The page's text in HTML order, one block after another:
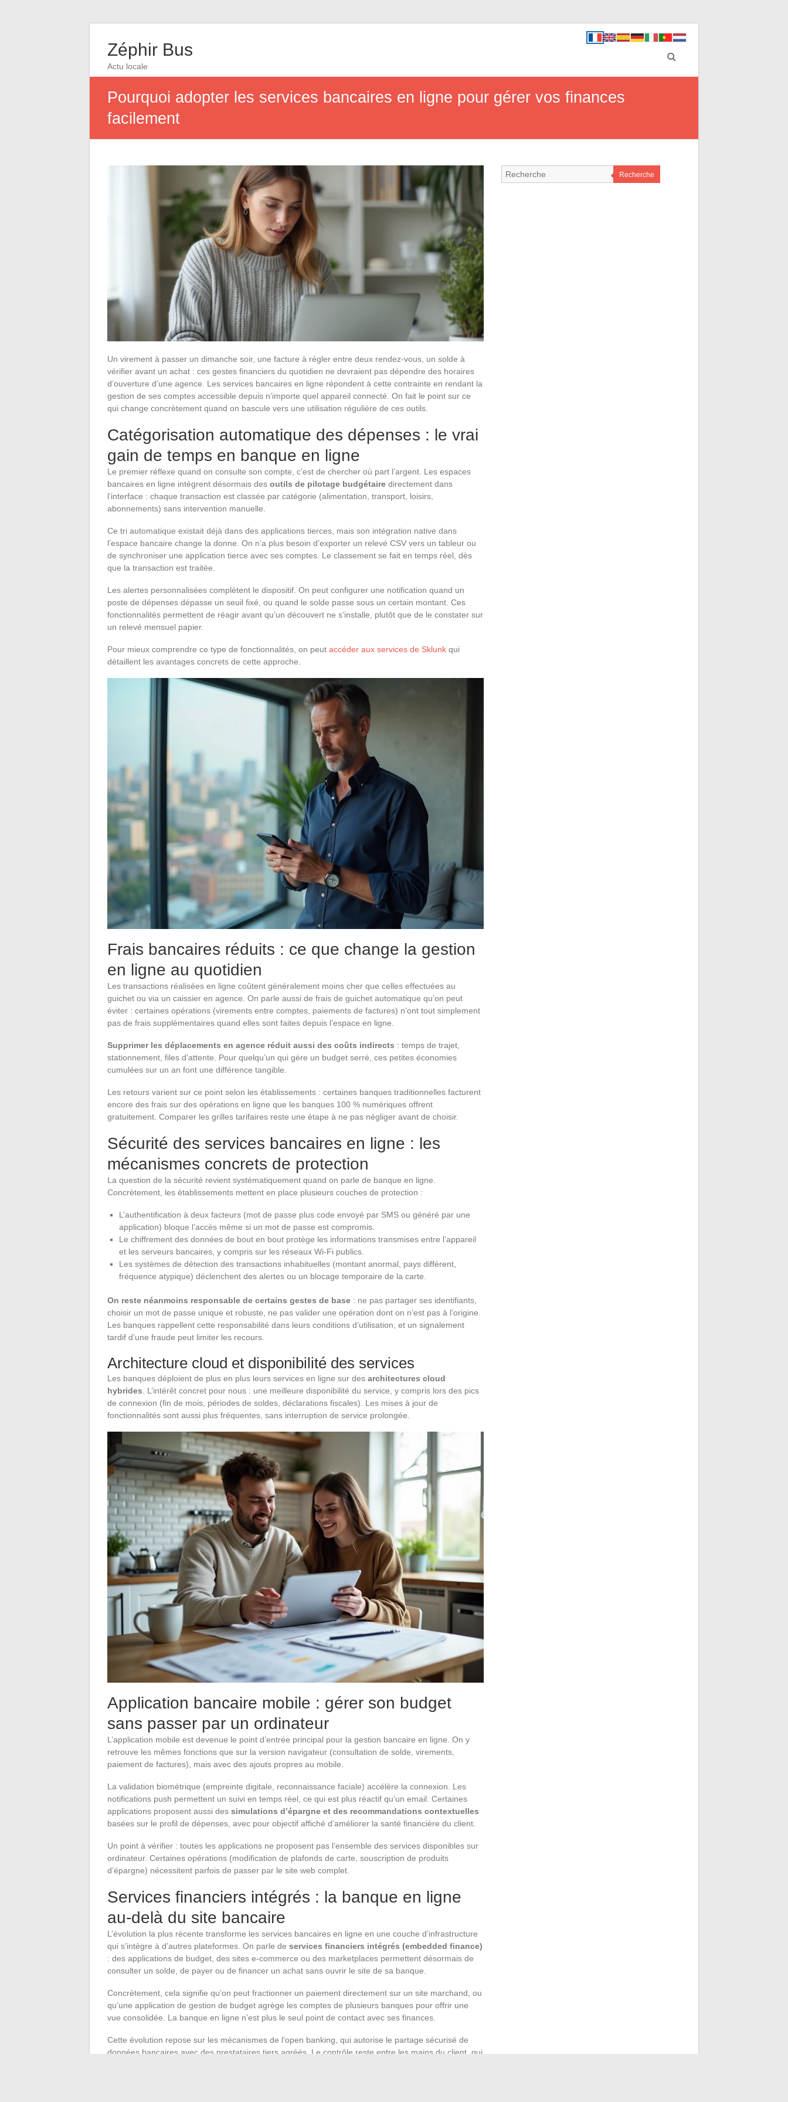
Zéphir Bus
Actu locale
Pourquoi adopter les services bancaires en ligne pour gérer vos finances
facilement
Un virement à passer un dimanche soir, une facture à régler entre deux rendez-vous, un solde à
vérifier avant un achat : ces gestes financiers du quotidien ne devraient pas dépendre des horaires
d’ouverture d’une agence. Les services bancaires en ligne répondent à cette contrainte en rendant la
gestion de ses comptes accessible depuis n’importe quel appareil connecté. On fait le point sur ce
qui change concrètement quand on bascule vers une utilisation régulière de ces outils.
Catégorisation automatique des dépenses : le vrai
gain de temps en banque en ligne
Le premier réflexe quand on consulte son compte, c’est de chercher où part l’argent. Les espaces
bancaires en ligne intègrent désormais des outils de pilotage budgétaire directement dans
l’interface : chaque transaction est classée par catégorie (alimentation, transport, loisirs,
abonnements) sans intervention manuelle.
Ce tri automatique existait déjà dans des applications tierces, mais son intégration native dans
l’espace bancaire change la donne. On n’a plus besoin d’exporter un relevé CSV vers un tableur ou
de synchroniser une application tierce avec ses comptes. Le classement se fait en temps réel, dès
que la transaction est traitée.
Les alertes personnalisées complètent le dispositif. On peut configurer une notification quand un
poste de dépenses dépasse un seuil fixé, ou quand le solde passe sous un certain montant. Ces
fonctionnalités permettent de réagir avant qu’un découvert ne s’installe, plutôt que de le constater sur
un relevé mensuel papier.
Pour mieux comprendre ce type de fonctionnalités, on peut accéder aux services de Sklunk qui
détaillent les avantages concrets de cette approche.
Frais bancaires réduits : ce que change la gestion
en ligne au quotidien
Les transactions réalisées en ligne coûtent généralement moins cher que celles effectuées au
guichet ou via un caissier en agence. On parle aussi de frais de guichet automatique qu’on peut
éviter : certaines opérations (virements entre comptes, paiements de factures) n’ont tout simplement
pas de frais supplémentaires quand elles sont faites depuis l’espace en ligne.
Supprimer les déplacements en agence réduit aussi des coûts indirects : temps de trajet,
stationnement, files d’attente. Pour quelqu’un qui gère un budget serré, ces petites économies
cumulées sur un an font une différence tangible.
Les retours varient sur ce point selon les établissements : certaines banques traditionnelles facturent
encore des frais sur des opérations en ligne que les banques 100 % numériques offrent
gratuitement. Comparer les grilles tarifaires reste une étape à ne pas négliger avant de choisir.
Sécurité des services bancaires en ligne : les
mécanismes concrets de protection
La question de la sécurité revient systématiquement quand on parle de banque en ligne.
Concrètement, les établissements mettent en place plusieurs couches de protection :
L’authentification à deux facteurs (mot de passe plus code envoyé par SMS ou généré par une
application) bloque l’accès même si un mot de passe est compromis.
Le chiffrement des données de bout en bout protège les informations transmises entre l’appareil
et les serveurs bancaires, y compris sur les réseaux Wi-Fi publics.
Les systèmes de détection des transactions inhabituelles (montant anormal, pays différent,
fréquence atypique) déclenchent des alertes ou un blocage temporaire de la carte.
On reste néanmoins responsable de certains gestes de base : ne pas partager ses identifiants,
choisir un mot de passe unique et robuste, ne pas valider une opération dont on n’est pas à l’origine.
Les banques rappellent cette responsabilité dans leurs conditions d’utilisation, et un signalement
tardif d’une fraude peut limiter les recours.
Architecture cloud et disponibilité des services
Les banques déploient de plus en plus leurs services en ligne sur des architectures cloud
hybrides . L’intérêt concret pour nous : une meilleure disponibilité du service, y compris lors des pics
de connexion (fin de mois, périodes de soldes, déclarations fiscales). Les mises à jour de
fonctionnalités sont aussi plus fréquentes, sans interruption de service prolongée.
Application bancaire mobile : gérer son budget
sans passer par un ordinateur
L’application mobile est devenue le point d’entrée principal pour la gestion bancaire en ligne. On y
retrouve les mêmes fonctions que sur la version navigateur (consultation de solde, virements,
paiement de factures), mais avec des ajouts propres au mobile.
La validation biométrique (empreinte digitale, reconnaissance faciale) accélère la connexion. Les
notifications push permettent un suivi en temps réel, ce qui est plus réactif qu’un email. Certaines
applications proposent aussi des simulations d’épargne et des recommandations contextuelles
basées sur le profil de dépenses, avec pour objectif affiché d’améliorer la santé financière du client.
Un point à vérifier : toutes les applications ne proposent pas l’ensemble des services disponibles sur
ordinateur. Certaines opérations (modification de plafonds de carte, souscription de produits
d’épargne) nécessitent parfois de passer par le site web complet.
Services financiers intégrés : la banque en ligne
au-delà du site bancaire
L’évolution la plus récente transforme les services bancaires en ligne en une couche d’infrastructure
qui s’intègre à d’autres plateformes. On parle de services financiers intégrés (embedded finance)
: des applications de budget, des sites e-commerce ou des marketplaces permettent désormais de
consulter un solde, de payer ou de financer un achat sans ouvrir le site de sa banque.
Concrètement, cela signifie qu’on peut fractionner un paiement directement sur un site marchand, ou
qu’une application de gestion de budget agrège les comptes de plusieurs banques pour offrir une
vue consolidée. La banque en ligne n’est plus le seul point de contact avec ses finances.
Cette évolution repose sur les mécanismes de l’open banking, qui autorise le partage sécurisé de
données bancaires avec des prestataires tiers agréés. Le contrôle reste entre les mains du client, qui
Recherche